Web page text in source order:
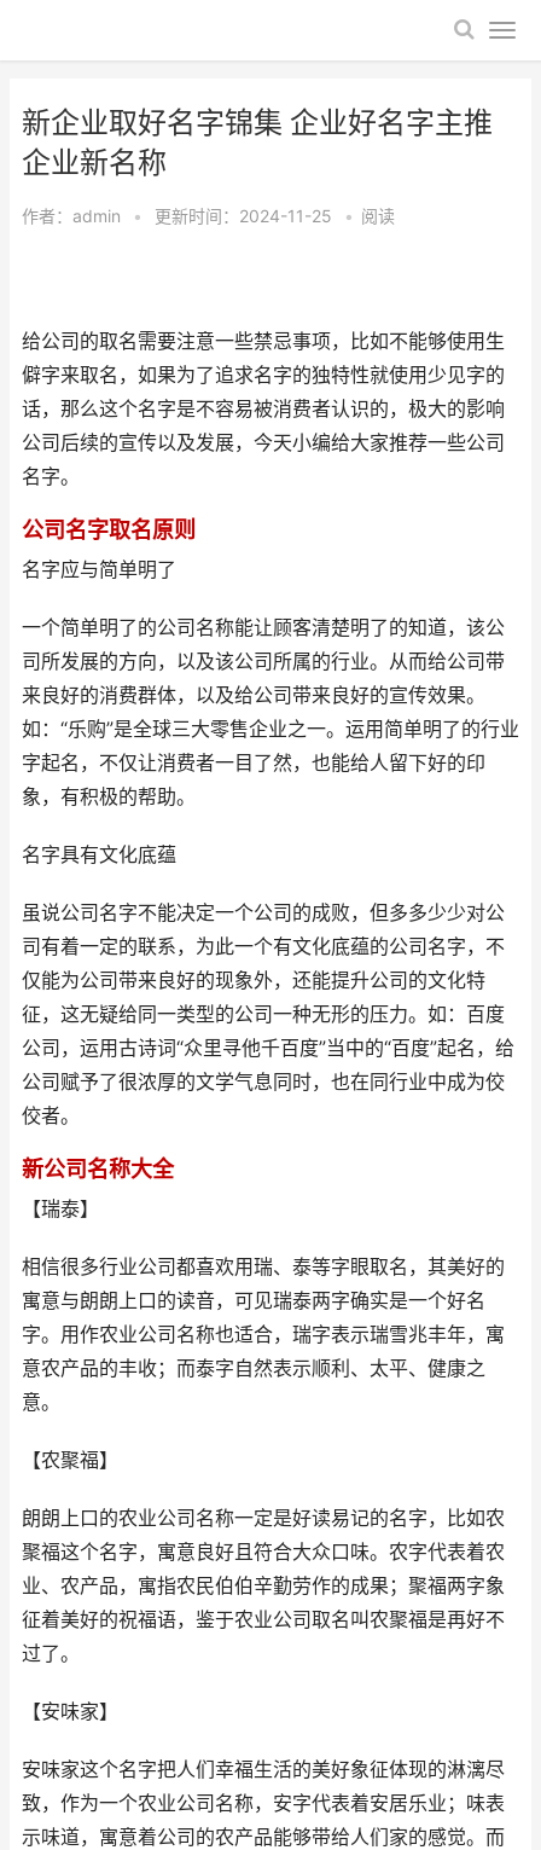
新企业取好名字锦集 企业好名字主推
企业新名称
作者： admin • 更新时间：2024-11-25 • 阅读
给公司的取名需要注意一些禁忌事项，比如不能够使用生
僻字来取名，如果为了追求名字的独特性就使用少见字的
话，那么这个名字是不容易被消费者认识的，极大的影响
公司后续的宣传以及发展，今天小编给大家推荐一些公司
名字。
公司名字取名原则
名字应与简单明了
一个简单明了的公司名称能让顾客清楚明了的知道，该公
司所发展的方向，以及该公司所属的行业。从而给公司带
来良好的消费群体，以及给公司带来良好的宣传效果。
如：“乐购”是全球三大零售企业之一。运用简单明了的行业
字起名，不仅让消费者一目了然，也能给人留下好的印
象，有积极的帮助。
名字具有文化底蕴
虽说公司名字不能决定一个公司的成败，但多多少少对公
司有着一定的联系，为此一个有文化底蕴的公司名字，不
仅能为公司带来良好的现象外，还能提升公司的文化特
征，这无疑给同一类型的公司一种无形的压力。如：百度
公司，运用古诗词“众里寻他千百度”当中的“百度”起名，给
公司赋予了很浓厚的文学气息同时，也在同行业中成为佼
佼者。
新公司名称大全
【瑞泰】
相信很多行业公司都喜欢用瑞、泰等字眼取名，其美好的
寓意与朗朗上口的读音，可见瑞泰两字确实是一个好名
字。用作农业公司名称也适合，瑞字表示瑞雪兆丰年，寓
意农产品的丰收；而泰字自然表示顺利、太平、健康之
意。
【农聚福】
朗朗上口的农业公司名称一定是好读易记的名字，比如农
聚福这个名字，寓意良好且符合大众口味。农字代表着农
业、农产品，寓指农民伯伯辛勤劳作的成果；聚福两字象
征着美好的祝福语，鉴于农业公司取名叫农聚福是再好不
过了。
【安味家】
安味家这个名字把人们幸福生活的美好象征体现的淋漓尽
致，作为一个农业公司名称，安字代表着安居乐业；味表
示味道，寓意着公司的农产品能够带给人们家的感觉。而